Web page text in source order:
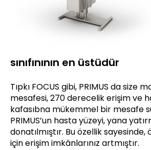
sınıfınının en üstüdür
Tıpkı FOCUS gibi, PRIMUS da size
mesafesi, 270 derecelik erişim ve
kafasıbna mükemmel bir mesafe
PRIMUS’un hasta yüzeyi, yana
donatılmıştır. Bu özellik
için erişim imkânlarınız artmıştır.